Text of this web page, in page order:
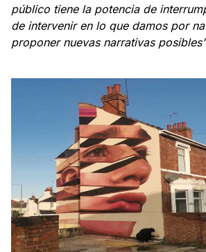
público tiene la potencia de
de intervenir en lo que damos por
proponer nuevas narrativas posibles”